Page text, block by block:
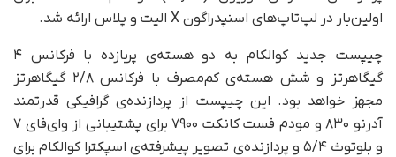
اولین‌بار در لپ‌تاپ‌های اسنپدراگون X الیت و پلاس ارائه شد.
چیپست جدید کوالکام به دو هسته‌ی پر‌بازده با فرکانس ۴
گیگاهرتز و شش هسته‌ی کم‌مصرف با فرکانس ۲/۸ گیگاهرتز
مجهز خواهد بود. این چیپست از پردازنده‌ی گرافیکی قدرتمند
آدرنو ۸۳۰ و مودم فست کانکت ۷۹۰۰ برای پشتیبانی از وای‌فای ۷
و بلوتوث ۵/۴ و پردازنده‌ی تصویر پیشرفته‌ی اسپکترا کوالکام برای